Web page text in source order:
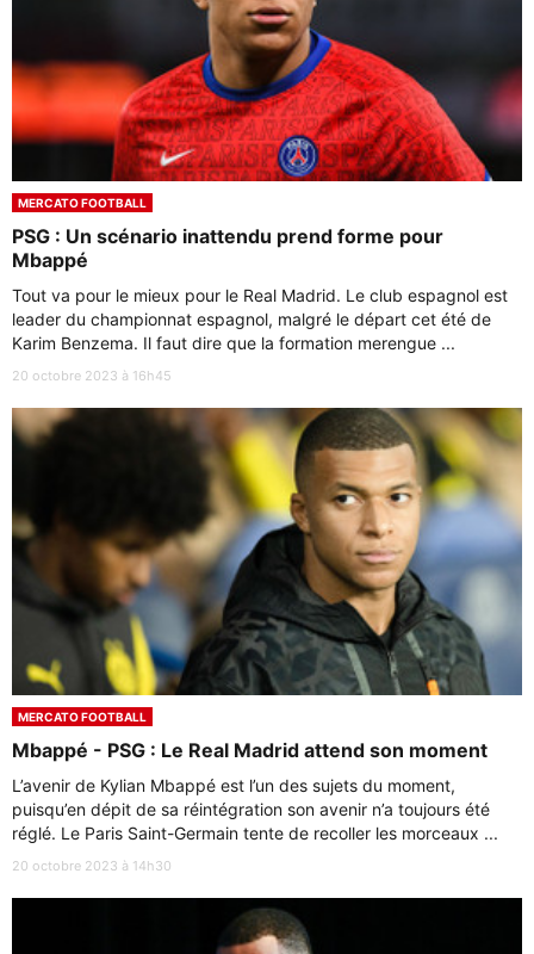
MERCATO FOOTBALL
PSG : Un scénario inattendu prend forme pour
Mbappé
Tout va pour le mieux pour le Real Madrid. Le club espagnol est
leader du championnat espagnol, malgré le départ cet été de
Karim Benzema. Il faut dire que la formation merengue ...
20 octobre 2023 à 16h45
MERCATO FOOTBALL
Mbappé - PSG : Le Real Madrid attend son moment
L’avenir de Kylian Mbappé est l’un des sujets du moment,
puisqu’en dépit de sa réintégration son avenir n’a toujours été
réglé. Le Paris Saint-Germain tente de recoller les morceaux ...
20 octobre 2023 à 14h30